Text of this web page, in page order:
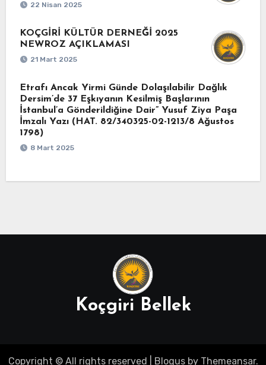
22 Nisan 2025
KOÇGİRİ KÜLTÜR DERNEĞİ 2025
NEWROZ AÇIKLAMASI
21 Mart 2025
Etrafı Ancak Yirmi Günde Dolaşılabilir Dağlık
Dersim’de 37 Eşkıyanın Kesilmiş Başlarının
İstanbul’a Gönderildiğine Dair” Yusuf Ziya Paşa
İmzalı Yazı (HAT. 82/340325-02-1213/8 Ağustos
1798)
8 Mart 2025
Koçgiri Bellek
Copyright © All rights reserved Blogusby Themeansar.